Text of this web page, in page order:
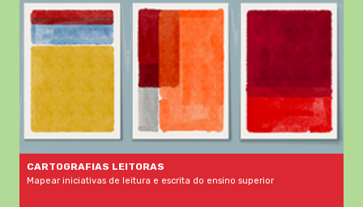
CARTOGRAFIAS LEITORAS
Mapear iniciativas de leitura e escrita do ensino superior